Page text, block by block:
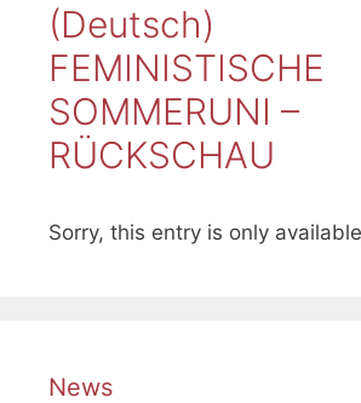
(Deutsch)
FEMINISTISCHE
SOMMERUNI –
RÜCKSCHAU
Sorry, this entry is only
News